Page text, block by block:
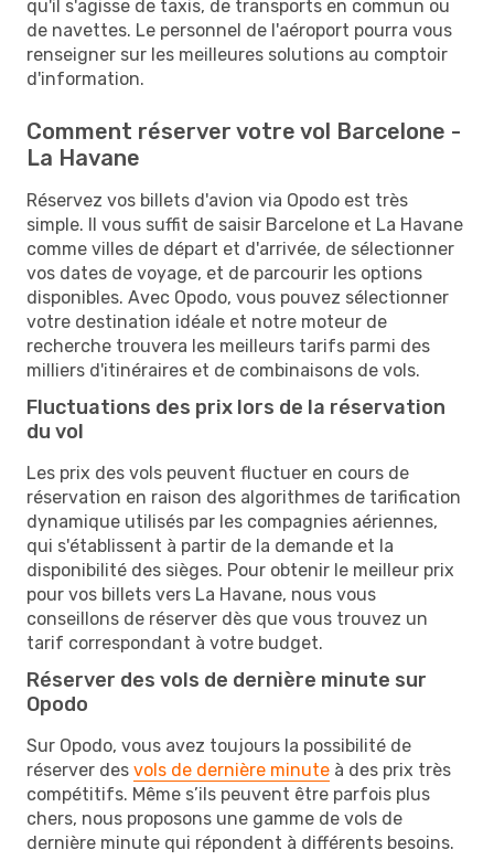
qu'il s'agisse de taxis, de transports en commun ou
de navettes. Le personnel de l'aéroport pourra vous
renseigner sur les meilleures solutions au comptoir
d'information.
Comment réserver votre vol Barcelone -
La Havane
Réservez vos billets d'avion via Opodo est très
simple. Il vous suffit de saisir Barcelone et La Havane
comme villes de départ et d'arrivée, de sélectionner
vos dates de voyage, et de parcourir les options
disponibles. Avec Opodo, vous pouvez sélectionner
votre destination idéale et notre moteur de
recherche trouvera les meilleurs tarifs parmi des
milliers d'itinéraires et de combinaisons de vols.
Fluctuations des prix lors de la réservation
du vol
Les prix des vols peuvent fluctuer en cours de
réservation en raison des algorithmes de tarification
dynamique utilisés par les compagnies aériennes,
qui s'établissent à partir de la demande et la
disponibilité des sièges. Pour obtenir le meilleur prix
pour vos billets vers La Havane, nous vous
conseillons de réserver dès que vous trouvez un
tarif correspondant à votre budget.
Réserver des vols de dernière minute sur
Opodo
Sur Opodo, vous avez toujours la possibilité de
réserver des vols de dernière minute à des prix très
compétitifs. Même s’ils peuvent être parfois plus
chers, nous proposons une gamme de vols de
dernière minute qui répondent à différents besoins.